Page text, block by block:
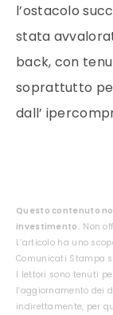
l’ostacolo
stata
back, con
soprattutto
dall’
Questo contenuto
investimento. Non
L’articolo ha uno
Comunicati Stampa
I lettori sono tenuti
l’aggiornamento dei
indirettamente, per